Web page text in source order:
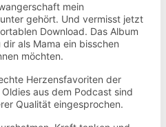
mein
gehört. Und vermisst jetzt
Download. Das Album
als Mama ein bisschen
möchten.
Herzensfavoriten der
aus dem Podcast sind
Qualität eingesprochen.